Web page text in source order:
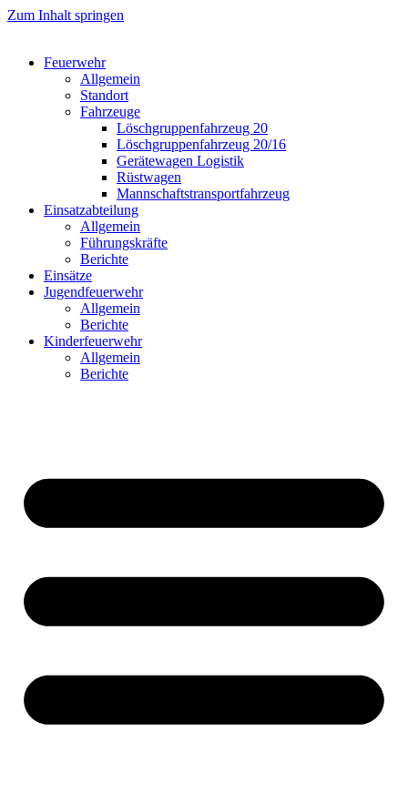
Zum Inhalt springen
Feuerwehr
Allgemein
Standort
Fahrzeuge
Löschgruppen­fahrzeug 20
Lösch­gruppen­fahrzeug 20/16
Geräte­wagen Logistik
Rüst­wagen
Mannschafts­transportfahrzeug
Einsatz­abteilung
Allgemein
Führungs­kräfte
Berichte
Einsätze
Jugend­feuerwehr
Allgemein
Berichte
Kinder­feuerwehr
Allgemein
Berichte